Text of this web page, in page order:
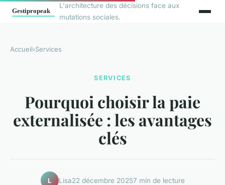
L'architecture des décisions face aux
mutations sociales.
Accueil›Services
SERVICES
Pourquoi choisir la paie
externalisée : les avantages
clés
L Lisa22 décembre 20257 min de lecture